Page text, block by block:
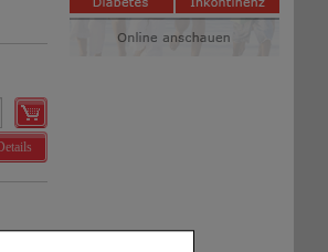
Details